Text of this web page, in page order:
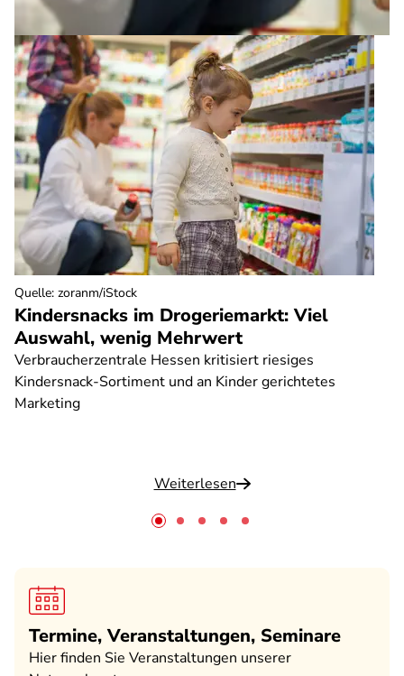
Kindersnacks im Drogeriemarkt: Viel
Auswahl, wenig Mehrwert
Verbraucherzentrale Hessen kritisiert riesiges
Kindersnack-Sortiment und an Kinder gerichtetes
Marketing
Weiterlesen
Quelle: zoranm/iStock
Termine, Veranstaltungen, Seminare
Hier finden Sie Veranstaltungen unserer